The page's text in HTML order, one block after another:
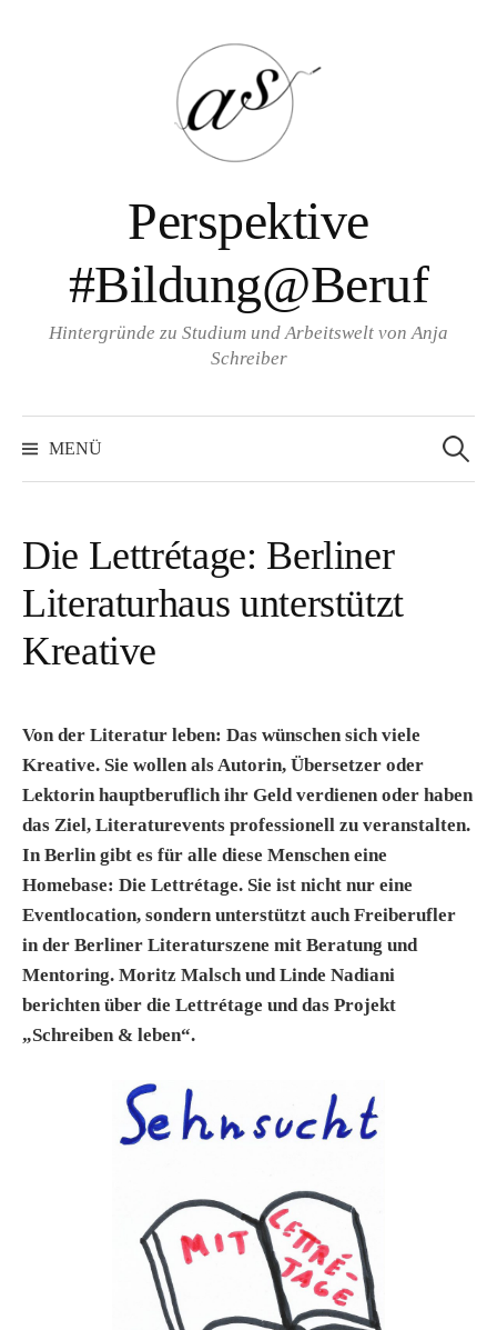
Perspektive
#Bildung@Beruf
Hintergründe zu Studium und Arbeitswelt von Anja
Schreiber
MENÜ
nach:
Die Lettrétage: Berliner
Literaturhaus unterstützt
Kreative
Von der Literatur leben: Das wünschen sich viele
Kreative. Sie wollen als Autorin, Übersetzer oder
Lektorin hauptberuflich ihr Geld verdienen oder haben
das Ziel, Literaturevents professionell zu veranstalten.
In Berlin gibt es für alle diese Menschen eine
Homebase: Die Lettrétage. Sie ist nicht nur eine
Eventlocation, sondern unterstützt auch Freiberufler
in der Berliner Literaturszene mit Beratung und
Mentoring. Moritz Malsch und Linde Nadiani
berichten über die Lettrétage und das Projekt
„Schreiben & leben“.